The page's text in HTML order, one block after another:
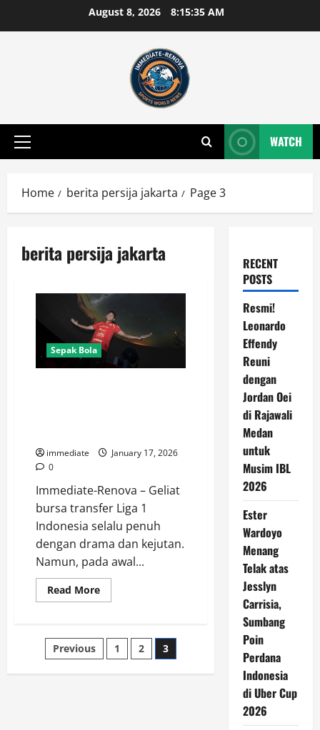
August 8, 2026 8:15:35 AM
Primary
WATCH
Home berita persija jakarta Page 3
berita persija jakarta
Sepak Bola
immediate
January 17, 2026
0
Immediate-Renova – Geliat
bursa transfer Liga 1
Indonesia selalu penuh
dengan drama dan kejutan.
Namun, pada awal...
Read MoreRead
more
Is
Red!
Gebrakan
Posts
pagination
Previous 1 2 3
RECENT
POSTS
Resmi!
Leonardo
Effendy
Reuni
dengan
Jordan Oei
di Rajawali
Medan
untuk
Musim IBL
2026
Ester
Wardoyo
Menang
Telak atas
Jesslyn
Carrisia,
Sumbang
Poin
Perdana
Indonesia
di Uber Cup
2026